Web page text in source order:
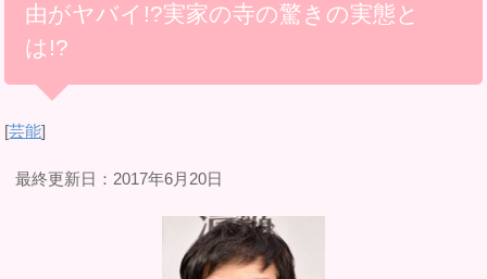
由がヤバイ!?実家の寺の驚きの実態と
は!?
[芸能]
最終更新日：2017年6月20日